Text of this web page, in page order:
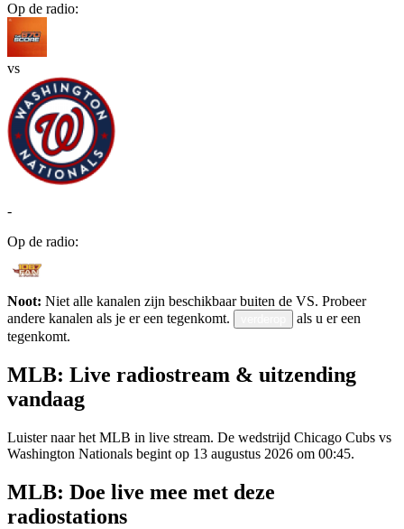
Op de radio:
vs
-
Op de radio:
Noot: Niet alle kanalen zijn beschikbaar buiten de VS. Probeer
andere kanalen als je er een tegenkomt.
als u er een
tegenkomt.
MLB: Live radiostream & uitzending
vandaag
Luister naar het MLB in live stream. De wedstrijd Chicago Cubs vs
Washington Nationals begint op 13 augustus 2026 om 00:45.
MLB: Doe live mee met deze
radiostations